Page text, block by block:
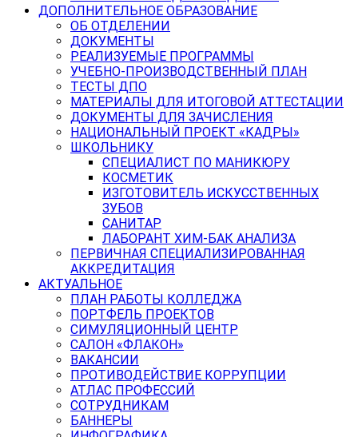
ДОПОЛНИТЕЛЬНОЕ ОБРАЗОВАНИЕ
ОБ ОТДЕЛЕНИИ
ДОКУМЕНТЫ
РЕАЛИЗУЕМЫЕ ПРОГРАММЫ
УЧЕБНО-ПРОИЗВОДСТВЕННЫЙ ПЛАН
ТЕСТЫ ДПО
МАТЕРИАЛЫ ДЛЯ ИТОГОВОЙ АТТЕСТАЦИИ
ДОКУМЕНТЫ ДЛЯ ЗАЧИСЛЕНИЯ
НАЦИОНАЛЬНЫЙ ПРОЕКТ «КАДРЫ»
ШКОЛЬНИКУ
СПЕЦИАЛИСТ ПО МАНИКЮРУ
КОСМЕТИК
ИЗГОТОВИТЕЛЬ ИСКУССТВЕННЫХ
ЗУБОВ
САНИТАР
ЛАБОРАНТ ХИМ-БАК АНАЛИЗА
ПЕРВИЧНАЯ СПЕЦИАЛИЗИРОВАННАЯ
АККРЕДИТАЦИЯ
АКТУАЛЬНОЕ
ПЛАН РАБОТЫ КОЛЛЕДЖА
ПОРТФЕЛЬ ПРОЕКТОВ
СИМУЛЯЦИОННЫЙ ЦЕНТР
САЛОН «ФЛАКОН»
ВАКАНСИИ
ПРОТИВОДЕЙСТВИЕ КОРРУПЦИИ
АТЛАС ПРОФЕССИЙ
СОТРУДНИКАМ
БАННЕРЫ